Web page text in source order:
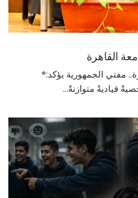
القاهرة
مفتي الجمهورية يؤكد:*
قياديةً متوازنةً...